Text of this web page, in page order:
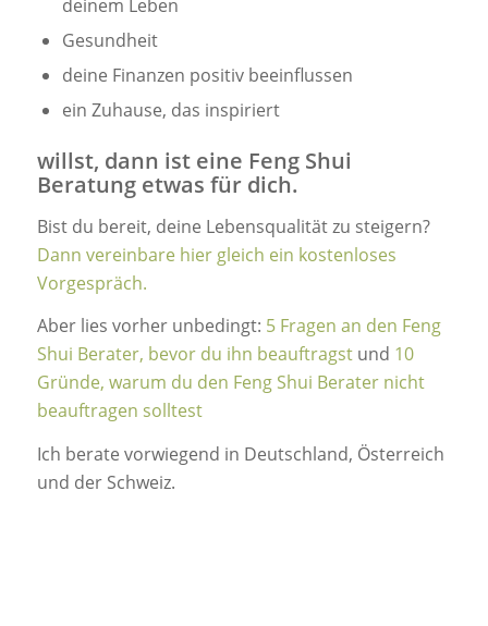
deinem Leben
Gesundheit
deine Finanzen positiv beeinflussen
ein Zuhause, das inspiriert
willst, dann ist eine Feng Shui
Beratung etwas für dich.
Bist du bereit, deine Lebensqualität zu steigern?
Dann vereinbare hier gleich ein kostenloses
Vorgespräch.
Aber lies vorher unbedingt: 5 Fragen an den Feng
Shui Berater, bevor du ihn beauftragstund 10
Gründe, warum du den Feng Shui Berater nicht
beauftragen solltest
Ich berate vorwiegend in Deutschland, Österreich
und der Schweiz.